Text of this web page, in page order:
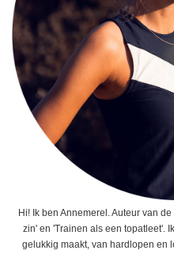
Hi! Ik ben Annemerel. Auteur van
zin' en 'Trainen als een topatleet'.
gelukkig maakt, van hardlopen en